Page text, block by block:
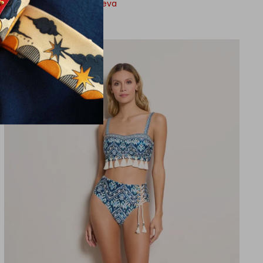
625,00 Kč
Sleva
78% sleva